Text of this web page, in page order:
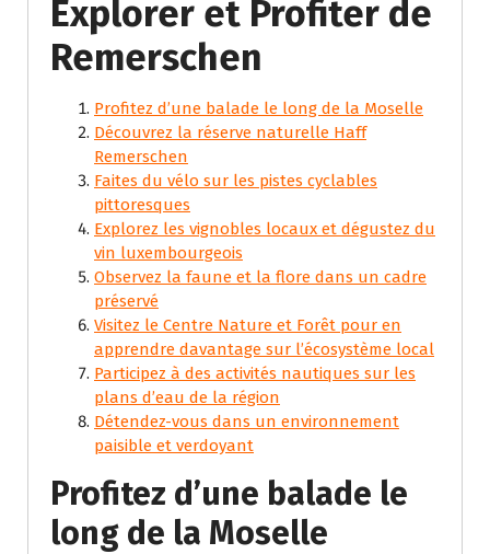
Explorer et Profiter de
Remerschen
Profitez d’une balade le long de la Moselle
Découvrez la réserve naturelle Haff
Remerschen
Faites du vélo sur les pistes cyclables
pittoresques
Explorez les vignobles locaux et dégustez du
vin luxembourgeois
Observez la faune et la flore dans un cadre
préservé
Visitez le Centre Nature et Forêt pour en
apprendre davantage sur l’écosystème local
Participez à des activités nautiques sur les
plans d’eau de la région
Détendez-vous dans un environnement
paisible et verdoyant
Profitez d’une balade le
long de la Moselle